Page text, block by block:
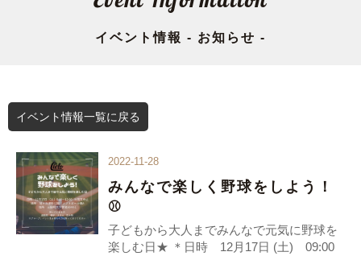
イベント情報 - お知らせ -
イベント情報一覧に戻る
2022-11-28
みんなで楽しく野球をしよう！
⚾
子どもから大人までみんなで元気に野球を
楽しむ日★ ＊日時 12月17日 (土) 09:00